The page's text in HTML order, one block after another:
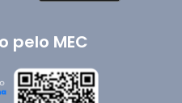
pelo MEC